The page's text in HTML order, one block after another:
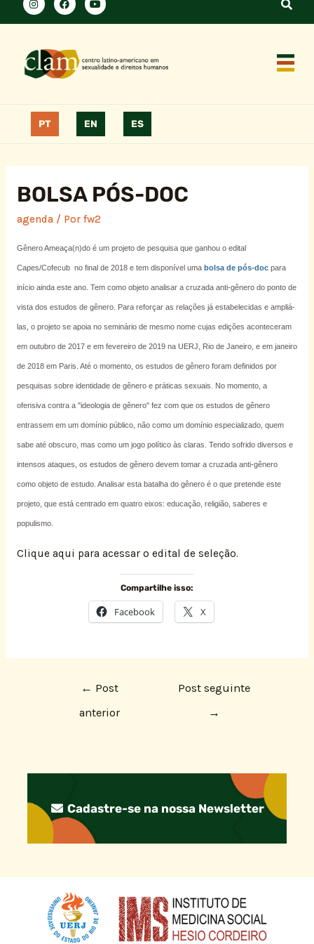
PT EN ES
BOLSA PÓS-DOC
agenda/ Por fw2
Gênero Ameaça(n)do é um projeto de pesquisa que ganhou o edital
Capes/Cofecub no final de 2018 e tem disponível uma bolsa de pós-docpara
início ainda este ano. Tem como objeto analisar a cruzada anti-gênero do ponto de
vista dos estudos de gênero. Para reforçar as relações já estabelecidas e ampliá-
las, o projeto se apoia no seminário de mesmo nome cujas edições aconteceram
em outubro de 2017 e em fevereiro de 2019 na UERJ, Rio de Janeiro, e em janeiro
de 2018 em Paris. Até o momento, os estudos de gênero foram definidos por
pesquisas sobre identidade de gênero e práticas sexuais. No momento, a
ofensiva contra a "ideologia de gênero" fez com que os estudos de gênero
entrassem em um domínio público, não como um domínio especializado, quem
sabe até obscuro, mas como um jogo político às claras. Tendo sofrido diversos e
intensos ataques, os estudos de gênero devem tomar a cruzada anti-gênero
como objeto de estudo. Analisar esta batalha do gênero é o que pretende este
projeto, que está centrado em quatro eixos: educação, religião, saberes e
populismo.
Clique aqui para acessar o edital de seleção.
Compartilhe isso:
Facebook X
← Post
anterior
Post seguinte
→
Cadastre-se na nossa Newsletter